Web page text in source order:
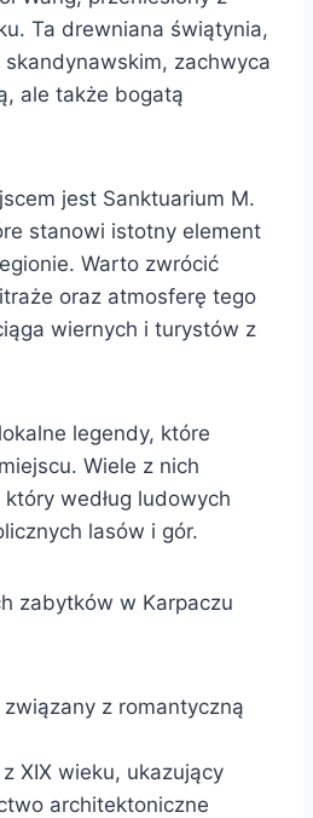
Ta drewniana świątynia,
zachwyca
ale także bogatą
jest Sanktuarium M.
stanowi istotny element
Warto zwrócić
oraz atmosferę tego
wiernych i turystów z
legendy, które
Wiele z nich
według ludowych
lasów i gór.
zabytków w Karpaczu
związany z romantyczną
XIX wieku, ukazujący
architektoniczne